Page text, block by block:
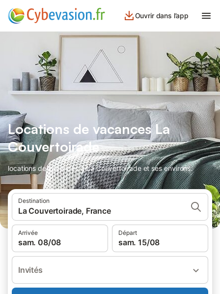
Ouvrir dans l’app
Locations de vacances La
Couvertoirade
locations de vacances à La Couvertoirade et ses environs.
Destination
La Couvertoirade, France
Arrivée
sam. 08/08
Départ
sam. 15/08
Invités